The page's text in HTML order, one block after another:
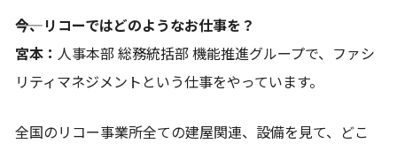
――今、リコーではどのようなお仕事を？
宮本： 人事本部 総務統括部 機能推進グループで、ファシ
リティマネジメントという仕事をやっています。
全国のリコー事業所全ての建屋関連、設備を見て、どこ